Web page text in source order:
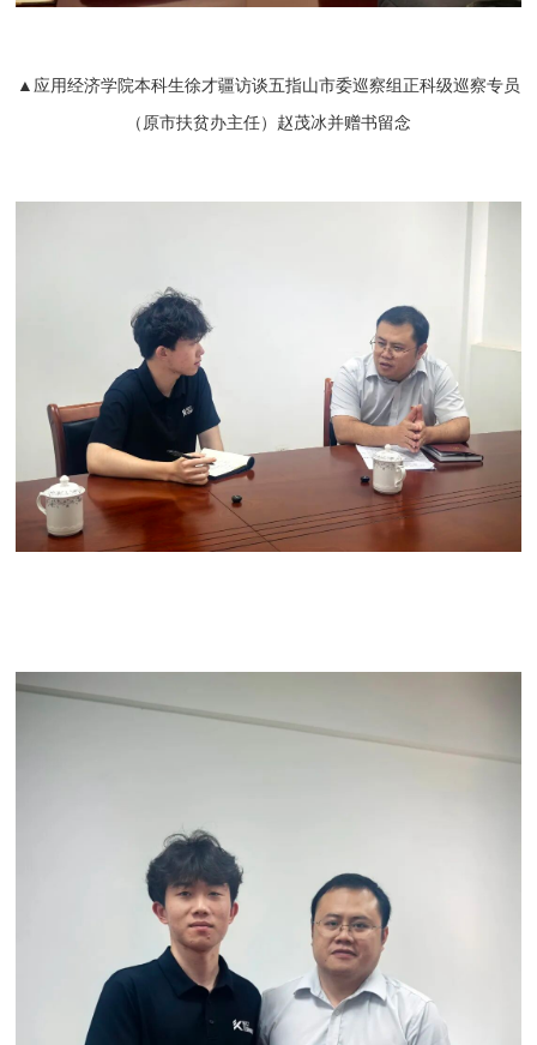
▲应用经济学院本科生徐才疆访谈五指山市委巡察组正科级巡察专员
（原市扶贫办主任）赵茂冰并赠书留念